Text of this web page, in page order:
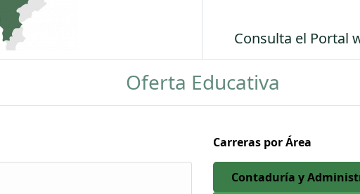
Consulta el Portal
Oferta Educativa
Carreras por Área
Contaduría y